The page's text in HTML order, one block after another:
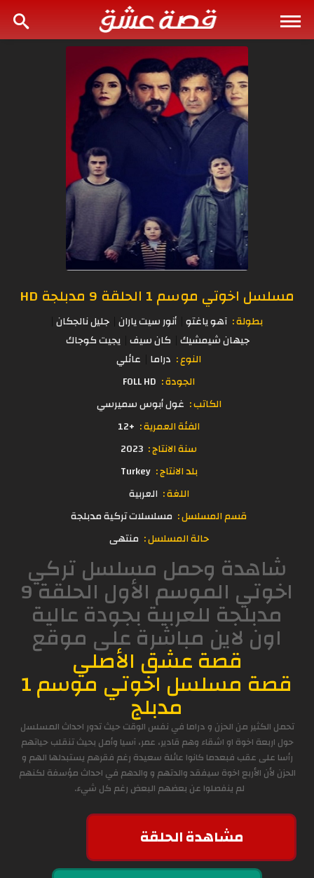
مسلسل اخوتي موسم 1 الحلقة 9 مدبلجة HD
بطولة : آهو ياغتو أنور سيت ياران جليل نالجكان
جيهان شيمشيك كان سيف يجيت كوجاك
النوع : دراما عائلي
الجودة : FOLL HD
الكاتب : غول أبوس سميرسي
الفئة العمرية : +12
سنة الانتاج : 2023
بلد الانتاج : Turkey
اللغة : العربية
قسم المسلسل : مسلسلات تركية مدبلجة
حالة المسلسل : منتهى
شاهدة وحمل مسلسل تركي
اخوتي الموسم الأول الحلقة 9
مدبلجة للعربية بجودة عالية
اون لاين مباشرة على موقع
قصة عشق الأصلي
قصة مسلسل اخوتي موسم 1
مدبلج
تحمل الكثير من الحزن و دراما في نفس الوقت حيث تدور احداث المسلسل
حول اربعة اخوة او اشقاء وهم قادير، عمر، آسيا وأمل بحيث تنقلب حياتهم
رأسا على عقب فبعدما كانوا عائلة سعيدة رغم فقرهم يستبدلها الهم و
الحزن لأن الأربع اخوة سيفقد والدتهم و والدهم في احداث مؤسفة لكنهم
لم ينفصلوا عن بعضهم البعض رغم كل شيء.
مشاهدة الحلقة